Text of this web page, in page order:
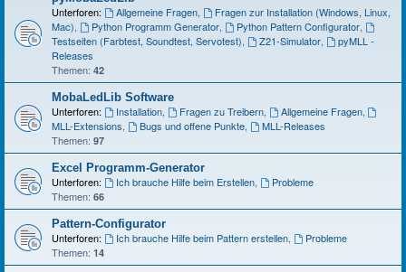
Unterforen: Allgemeine Fragen,
Fragen zur Installation (Windows, Linux,
Mac)
Python Programm Generator, Python Pattern Configurator,
Testseiten (Farbtest, Soundtest, Servotest)
Z21-Simulator,
pyMLL -
Releases
Themen: 42
MobaLedLib Software
Unterforen: Installation, Fragen zu Treibern, Allgemeine Fragen,
MLL-Extensions
Bugs und offene Punkte,
MLL-Releases
Themen: 97
Excel Programm-Generator
Unterforen: Ich brauche Hilfe beim Erstellen,
Probleme
Themen: 66
Pattern-Configurator
Unterforen: Ich brauche Hilfe beim Pattern erstellen,
Probleme
Themen: 14